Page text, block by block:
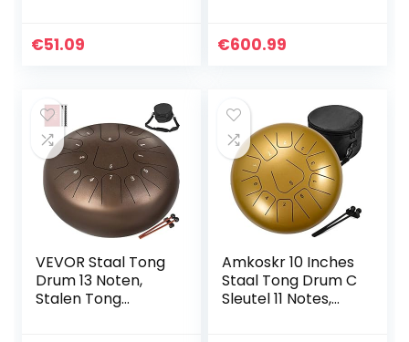
Drumsticks, Tas,
Muziekconcert,
Green
€51.09
handtrommel met
handpan-
standaard,
stofvrije doek,
goud (440 Hz,
goud)
€600.99
VEVOR Staal Tong
Drum 13 Noten,
Stalen Tong
Amkoskr 10 Inches
Staal Tong Drum C
Sleutel 11 Notes,